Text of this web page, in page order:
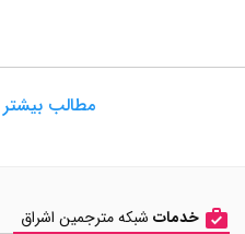
مطالب
خدمات شبکه مترجمین اشراق